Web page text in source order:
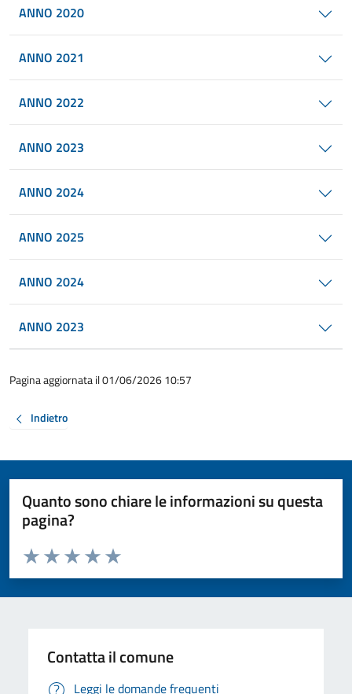
ANNO 2020
ANNO 2021
ANNO 2022
ANNO 2023
ANNO 2024
ANNO 2025
ANNO 2024
ANNO 2023
Pagina aggiornata il 01/06/2026 10:57
Indietro
Quanto sono chiare le informazioni su questa
pagina?
Valuta da 1 a 5 stelle la pagina
Valuta 5 stelle su 5
Valuta 4 stelle su 5
Valuta 3 stelle su 5
Valuta 2 stelle su 5
Valuta 1 stelle su 5
Contatta il comune
Leggi le domande frequenti